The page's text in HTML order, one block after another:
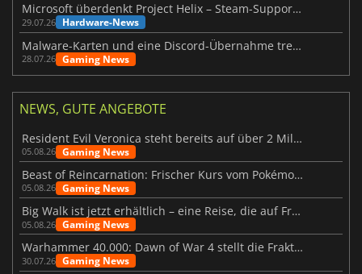
Microsoft überdenkt Project Helix – Steam-Support gefährdet
29.07.26 Hardware-News
Malware-Karten und eine Discord-Übernahme treffen Meccha Chameleon
28.07.26 Gaming News
NEWS, GUTE ANGEBOTE
Resident Evil Veronica steht bereits auf über 2 Millionen Wunschlisten
05.08.26 Gaming News
Beast of Reincarnation: Frischer Kurs vom Pokémon-Studio
05.08.26 Gaming News
Big Walk ist jetzt erhältlich – eine Reise, die auf Freundschaft basiert
05.08.26 Gaming News
Warhammer 40.000: Dawn of War 4 stellt die Fraktion der Necrons vor
30.07.26 Gaming News